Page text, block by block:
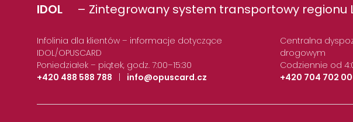
IDOL – Zintegrowany system transportowy regionu
Infolinia dla klientów – informacje dotyczące
IDOL/OPUSCARD
Poniedziałek – piątek, godz. 7:00–15:30
+420 488 588 788
| info@opuscard.cz
Centralna
drogowym
Codziennie od
+420 704 702